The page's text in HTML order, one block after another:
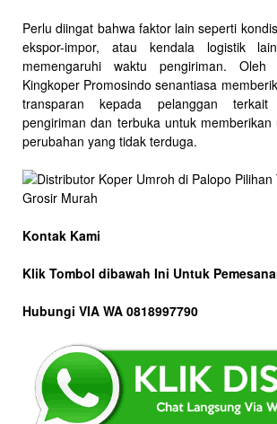
Perlu diingat bahwa faktor lain seperti
ekspor-impor, atau kendala logistik
memengaruhi waktu pengiriman.
Kingkoper Promosindo senantiasa
transparan kepada pelanggan
pengiriman dan terbuka untuk
perubahan yang tidak terduga.
Kontak Kami
Klik Tombol dibawah Ini Untuk
Hubungi VIA WA 0818997790